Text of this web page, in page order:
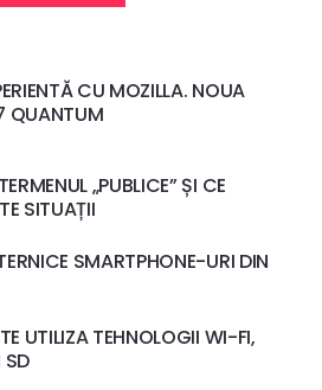
CU MOZILLA. NOUA
QUANTUM
„PUBLICE” ȘI CE
SITUAȚII
SMARTPHONE-URI DIN
UTILIZA TEHNOLOGII WI-FI,
SD